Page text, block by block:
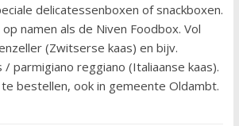
delicatessenboxen of snackboxen.
namen als de Niven Foodbox. Vol
(Zwitserse kaas) en bijv.
/ parmigiano reggiano (Italiaanse kaas).
te bestellen, ook in gemeente Oldambt.